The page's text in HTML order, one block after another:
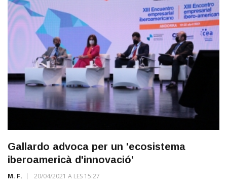
Gallardo advoca per un 'ecosistema
iberoamericà d'innovació'
M. F. 20/04/2021 A LES 15:27